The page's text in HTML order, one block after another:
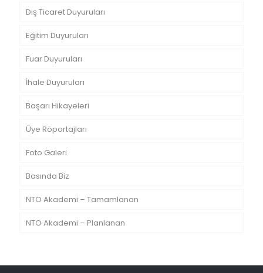
Dış Ticaret Duyuruları
Eğitim Duyuruları
Fuar Duyuruları
İhale Duyuruları
Başarı Hikayeleri
Üye Röportajları
Foto Galeri
Basında Biz
NTO Akademi – Tamamlanan
NTO Akademi – Planlanan